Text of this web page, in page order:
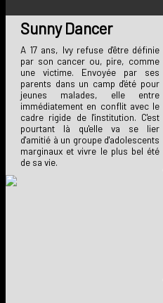
Sunny Dancer
A 17 ans, Ivy refuse d'être définie
par son cancer ou, pire, comme
une victime. Envoyée par ses
parents dans un camp d'été pour
jeunes malades, elle entre
immédiatement en conflit avec le
cadre rigide de l'institution. C'est
pourtant là qu'elle va se lier
d'amitié à un groupe d'adolescents
marginaux et vivre le plus bel été
de sa vie.